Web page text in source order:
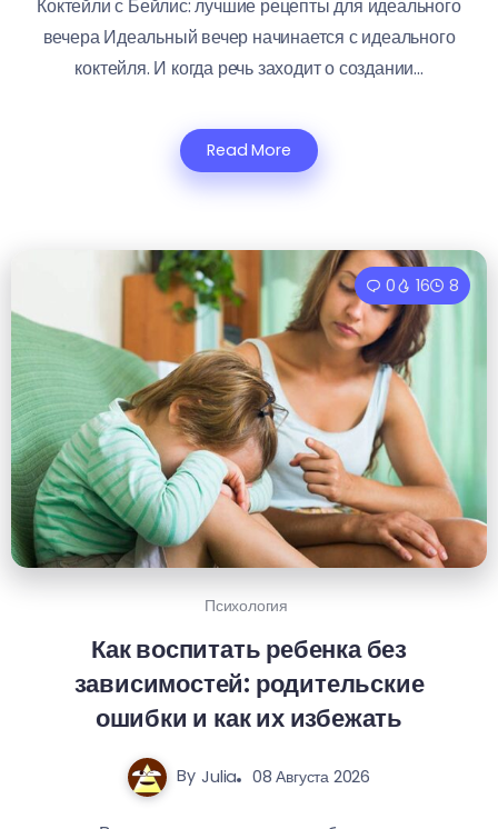
Коктейли с Бейлис: лучшие рецепты для идеального
вечера Идеальный вечер начинается с идеального
коктейля. И когда речь заходит о создании...
Read More
0 16 8
Психология
Как воспитать ребенка без
зависимостей: родительские
ошибки и как их избежать
By Julia 08 Августа 2026